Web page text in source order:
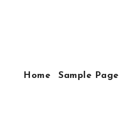
Home Sample Page